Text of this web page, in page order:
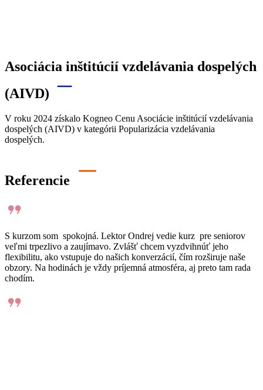
Asociácia inštitúcií vzdelávania dospelých
(AIVD)
V roku 2024 získalo Kogneo Cenu Asociácie inštitúcií vzdelávania
dospelých (AIVD) v kategórii Popularizácia vzdelávania
dospelých.
Referencie
S kurzom som spokojná. Lektor Ondrej vedie kurz pre seniorov
veľmi trpezlivo a zaujímavo. Zvlášť chcem vyzdvihnúť jeho
flexibilitu, ako vstupuje do našich konverzácií, čím rozširuje naše
obzory. Na hodinách je vždy príjemná atmosféra, aj preto tam rada
chodím.